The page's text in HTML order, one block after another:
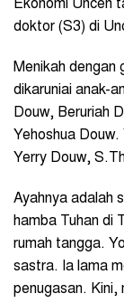
Ekonomi Uncen
doktor (S3) di
Menikah dengan
dikaruniai anak-
Douw, Beruriah
Yehoshua
Yerry Douw,
Ayahnya adalah
hamba Tuhan di
rumah tangga.
sastra. Ia lama
penugasan. Kini,